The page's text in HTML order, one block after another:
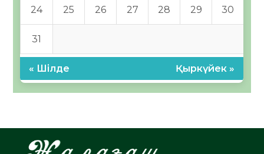
24 25 26 27 28 29 30
31
« Шілде Қыркүйек »